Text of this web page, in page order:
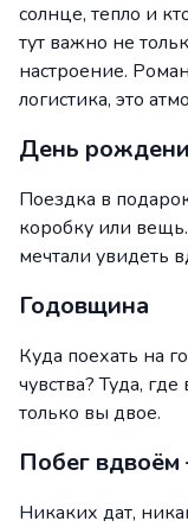
солнце, тепло и
тут важно не
настроение.
логистика, это
День
Поездка в
коробку или
мечтали увидеть
Годовщина
Куда поехать на
чувства? Туда,
только вы двое.
Побег
Никаких дат,